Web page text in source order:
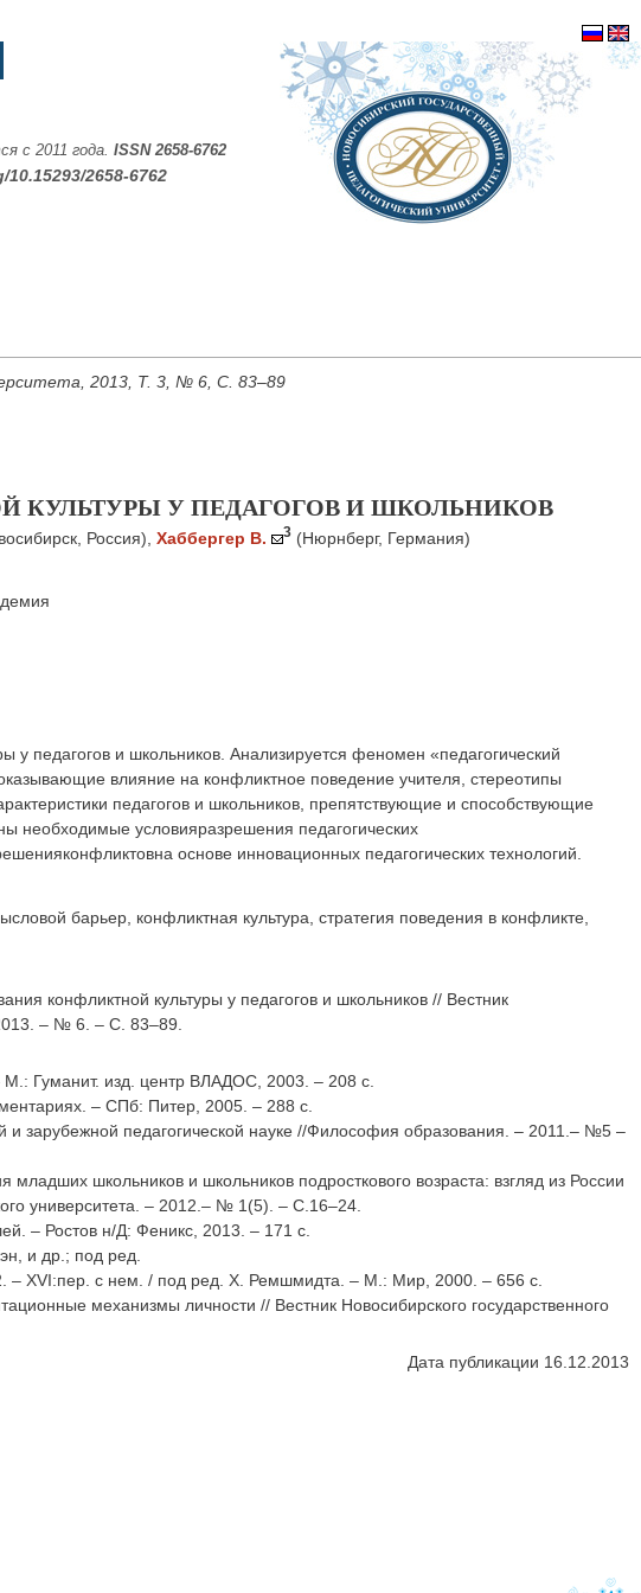
с 2011 года. ISSN 2658-6762
2658-6762
2013, Т. 3, № 6, С. 83–89
У ПЕДАГОГОВ И ШКОЛЬНИКОВ
Россия) Хаббергер В. 3 (Нюрнберг, Германия)
педагогов и школьников. Анализируется феномен «педагогический
влияние на конфликтное поведение учителя, стереотипы
педагогов и школьников, препятствующие и способствующие
необходимые условияразрешения педагогических
основе инновационных педагогических технологий.
барьер, конфликтная культура, стратегия поведения в конфликте,
конфликтной культуры у педагогов и школьников // Вестник
– № 6. – С. 83–89.
Гуманит. изд. центр ВЛАДОС, 2003. – 208 с.
– СПб: Питер, 2005. – 288 с.
и зарубежной педагогической науке //Философия образования. – 2011.– №5 –
школьников и школьников подросткового возраста: взгляд из России
университета. – 2012.– № 1(5). – С.16–24.
– Ростов н/Д: Феникс, 2013. – 171 с.
и др.; под ред.
– XVI:пер. с нем. / под ред. Х. Ремшмидта. – М.: Мир, 2000. – 656 с.
механизмы личности // Вестник Новосибирского государственного
Дата публикации 16.12.2013